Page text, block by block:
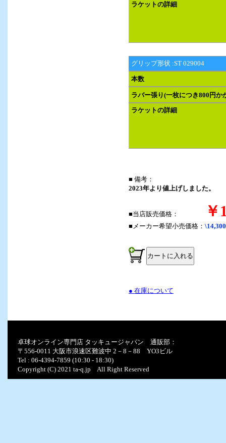
ラケットの詳細
グリップ形状 :ST 029004
本数
ラバー張り(一枚につき800円か
ラケットの詳細
■ 備考：
2023年より値上げしました。
■当店販売価格： ￥
■メーカー希望小売価格：
● 在庫について
卓球オンライン専門店 タッキュージャパン 通販部：
〒556-0011 大阪市浪速区難波中 2－8－88 YO3ビル
Tel : 06-4394-7859 (10:30 - 18:30)
Copyright (C) 2021 ta-q.jp All Right Reserved